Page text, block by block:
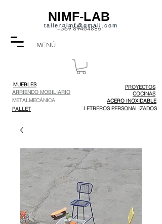
+569 89404886
NIMF-LAB
tallernimf@gmail.com
MENÚ
MUEBLES
ACERO INOXIDABLE
PROYECTOS
METALMECÁNICA
ARRIENDO MOBILIARIO
PALLET LETREROS PERSONALIZADOS
COCINAS